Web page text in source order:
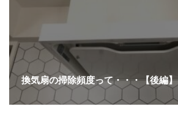
換気扇の掃除頻度って・・・【後編】